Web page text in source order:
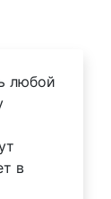
любой
в